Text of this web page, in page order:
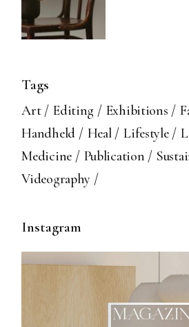
Tags
Art Editing Exhibitions
Handheld
Heal Lifestyle
Medicine
Publication
Videography
Instagram